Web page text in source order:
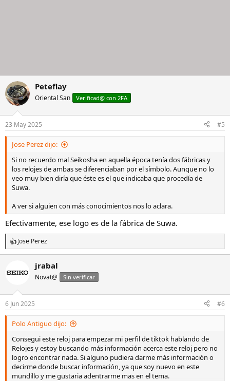
Peteflay
Oriental San Verificad@ con 2FA
23 May 2025 #5
Jose Perez dijo:
Si no recuerdo mal Seikosha en aquella época tenía dos fábricas y
los relojes de ambas se diferenciaban por el símbolo. Aunque no lo
veo muy bien diría que éste es el que indicaba que procedía de
Suwa.
A ver si alguien con más conocimientos nos lo aclara.
Efectivamente, ese logo es de la fábrica de Suwa.
R
e
c
c
o
n
e
Jose Perez
jrabal
Novat@ Sin verificar
6 Jun 2025 #6
Polo Antiguo dijo:
Consegui este reloj para empezar mi perfil de tiktok hablando de
Relojes y estoy buscando más información acerca este reloj pero no
logro encontrar nada. Si alguno pudiera darme más información o
decirme donde buscar información, ya que soy nuevo en este
mundillo y me gustaria adentrarme mas en el tema.